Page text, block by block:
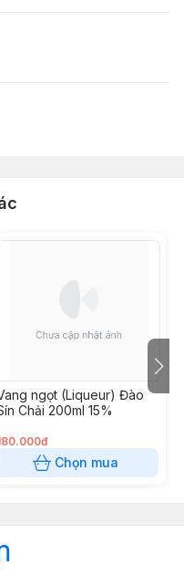
ngọt (Liqueur) Đào
Chải 200ml 15%
Chọn mua